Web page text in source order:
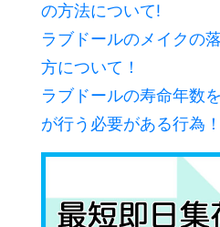
の方法について!
ラブドールのメイクの
方について！
ラブドールの寿命年数
が行う必要がある行為！